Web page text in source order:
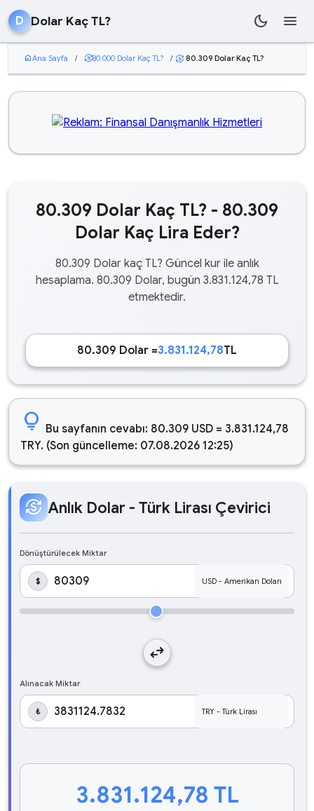
D Dolar Kaç TL? dark_mode menu
homeAna Sayfa / currency_exchange80.000 Dolar Kaç TL? / currency_exchange 80.309 Dolar Kaç TL?
80.309 Dolar Kaç TL? - 80.309
Dolar Kaç Lira Eder?
80.309 Dolar kaç TL? Güncel kur ile anlık
hesaplama. 80.309 Dolar, bugün 3.831.124,78 TL
etmektedir.
80.309 Dolar =3.831.124,78TL
lightbulb Bu sayfanın cevabı: 80.309 USD = 3.831.124,78
TRY. (Son güncelleme: 07.08.2026 12:25)
currency_exchange Anlık Dolar - Türk Lirası Çevirici
Dönüştürülecek Miktar
$
swap_horiz
Alınacak Miktar
₺
3.831.124,78 TL